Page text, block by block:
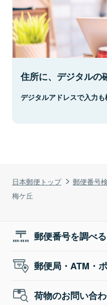
日本郵便トップ 郵便番号
梅ケ丘
住所に、デジタルの
デジタルアドレスで入力も
郵便番号を調べる
郵便局・ATM・
荷物のお問い合